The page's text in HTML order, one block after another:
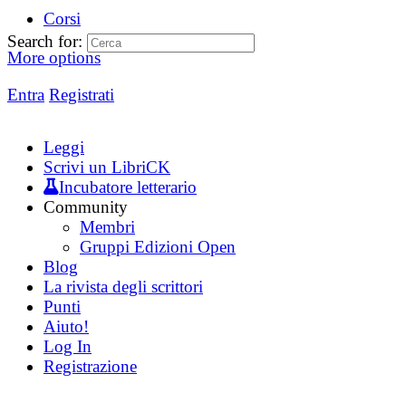
Corsi
More options
Entra Registrati
Search for:
Leggi
Scrivi un LibriCK
Incubatore letterario
Community
Membri
Gruppi Edizioni Open
Blog
La rivista degli scrittori
Punti
Aiuto!
Log In
Registrazione